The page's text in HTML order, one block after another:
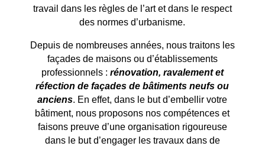
travail dans les règles de l’art et dans le respect
des normes d’urbanisme.
Depuis de nombreuses années, nous traitons les
façades de maisons ou d’établissements
professionnels : rénovation, ravalement et
réfection de façades de bâtiments neufs ou
anciens. En effet, dans le but d’embellir votre
bâtiment, nous proposons nos compétences et
faisons preuve d’une organisation rigoureuse
dans le but d’engager les travaux dans de